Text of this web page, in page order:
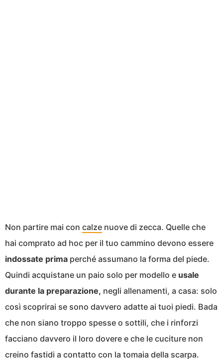
Non partire mai con calze nuove di zecca. Quelle che
hai comprato ad hoc per il tuo cammino devono essere
indossate prima perché assumano la forma del piede.
Quindi acquistane un paio solo per modello e usale
durante la preparazione, negli allenamenti, a casa: solo
così scoprirai se sono davvero adatte ai tuoi piedi. Bada
che non siano troppo spesse o sottili, che i rinforzi
facciano davvero il loro dovere e che le cuciture non
creino fastidi a contatto con la tomaia della scarpa.